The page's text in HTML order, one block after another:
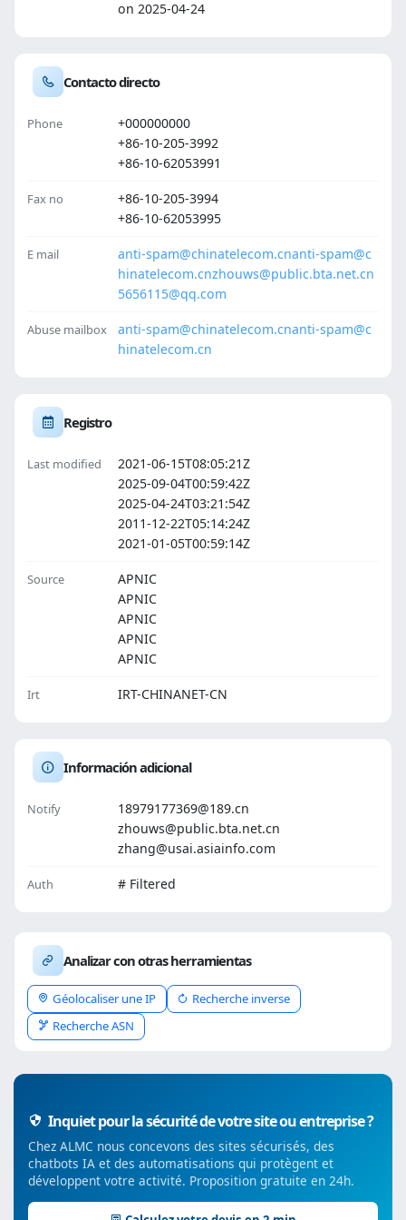
on 2025-04-24
Contacto directo
Phone
+000000000
+86-10-205-3992
+86-10-62053991
Fax no
+86-10-205-3994
+86-10-62053995
E mail anti-spam@chinatelecom.cnanti-spam@c
hinatelecom.cnzhouws@public.bta.net.cn
5656115@qq.com
Abuse mailbox anti-spam@chinatelecom.cnanti-spam@c
hinatelecom.cn
Registro
Last modified
2021-06-15T08:05:21Z
2025-09-04T00:59:42Z
2025-04-24T03:21:54Z
2011-12-22T05:14:24Z
2021-01-05T00:59:14Z
Source
APNIC
APNIC
APNIC
APNIC
APNIC
Irt IRT-CHINANET-CN
Información adicional
Notify
18979177369@189.cn
zhouws@public.bta.net.cn
zhang@usai.asiainfo.com
Auth # Filtered
Analizar con otras herramientas
Géolocaliser une IP
Recherche inverse
Recherche ASN
Inquiet pour la sécurité de votre site ou entreprise ?
Chez ALMC nous concevons des sites sécurisés, des
chatbots IA et des automatisations qui protègent et
développent votre activité. Proposition gratuite en 24h.